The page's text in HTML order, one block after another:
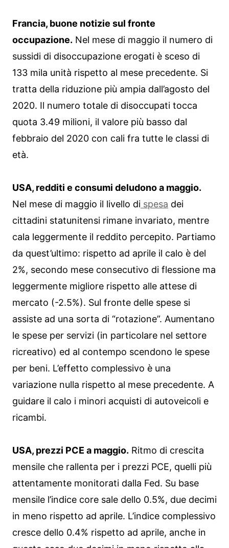
Francia, buone notizie sul fronte
occupazione. Nel mese di maggio il numero di
sussidi di disoccupazione erogati è sceso di
133 mila unità rispetto al mese precedente. Si
tratta della riduzione più ampia dall’agosto del
2020. Il numero totale di disoccupati tocca
quota 3.49 milioni, il valore più basso dal
febbraio del 2020 con cali fra tutte le classi di
età.
USA, redditi e consumi deludono a maggio.
Nel mese di maggio il livello di spesa dei
cittadini statunitensi rimane invariato, mentre
cala leggermente il reddito percepito. Partiamo
da quest’ultimo: rispetto ad aprile il calo è del
2%, secondo mese consecutivo di flessione ma
leggermente migliore rispetto alle attese di
mercato (-2.5%). Sul fronte delle spese si
assiste ad una sorta di “rotazione”. Aumentano
le spese per servizi (in particolare nel settore
ricreativo) ed al contempo scendono le spese
per beni. L’effetto complessivo è una
variazione nulla rispetto al mese precedente. A
guidare il calo i minori acquisti di autoveicoli e
ricambi.
USA, prezzi PCE a maggio. Ritmo di crescita
mensile che rallenta per i prezzi PCE, quelli più
attentamente monitorati dalla Fed. Su base
mensile l’indice core sale dello 0.5%, due decimi
in meno rispetto ad aprile. L’indice complessivo
cresce dello 0.4% rispetto ad aprile, anche in